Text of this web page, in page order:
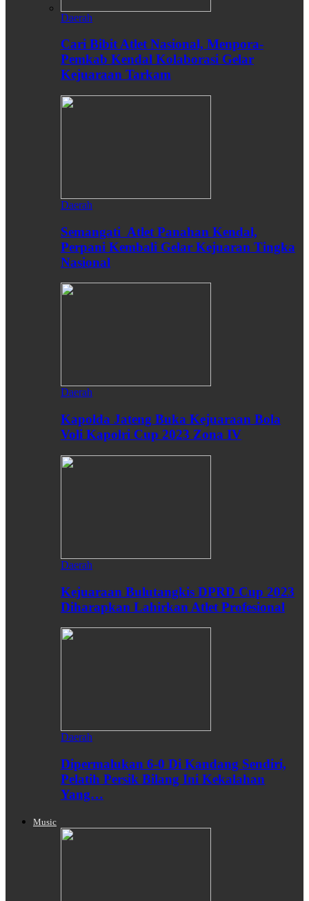
Daerah
Cari Bibit Atlet Nasional, Menpora-
Pemkab Kendal Kolaborasi Gelar
Kejuaraan Tarkam
Daerah
Semangati Atlet Panahan Kendal,
Perpani Kembali Gelar Kejuaran Tingka
Nasional
Daerah
Kapolda Jateng Buka Kejuaraan Bola
Voli Kapolri Cup 2023 Zona IV
Daerah
Kejuaraan Bulutangkis DPRD Cup 2023
Diharapkan Lahirkan Atlet Profesional
Daerah
Dipermalukan 6-0 Di Kandang Sendiri,
Pelatih Persik Bilang Ini Kekalahan
Yang…
Music